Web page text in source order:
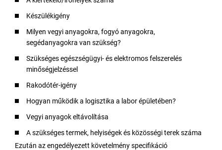
Készülékigény
Milyen vegyi anyagokra, fogyó anyagokra,
segédanyagokra van szükség?
Szükséges egészségügyi- és elektromos felszerelés
minőségjelzéssel
Rakodótér-igény
Hogyan működik a logisztika a labor épületében?
Vegyi anyagok eltávolítása
A szükséges termek, helyiségek és közösségi terek száma
Ezután az engedélyezett követelmény specifikáció